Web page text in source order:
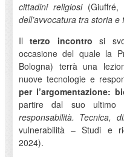
cittadini religiosi(Giuffré,
dell’avvocatura tra storia
Ilterzo incontro si
occasione del quale la
Bologna) terrà una
nuove tecnologie e
per l’argomentazione:
partire dal suo
responsabilità. Tecnica,
vulnerabilità – Studi e
2024).